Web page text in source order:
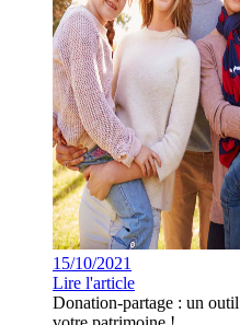
15/10/2021
Lire l'article
Donation-partage : un